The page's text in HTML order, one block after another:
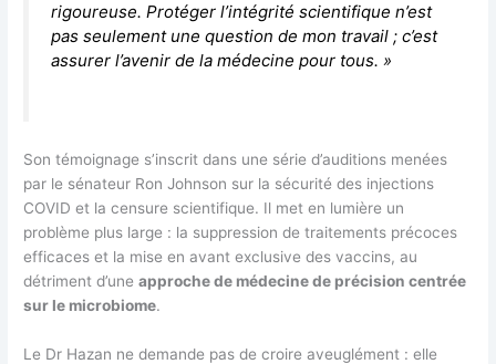
rigoureuse. Protéger l’intégrité scientifique n’est
pas seulement une question de mon travail ; c’est
assurer l’avenir de la médecine pour tous. »
Son témoignage s’inscrit dans une série d’auditions menées
par le sénateur Ron Johnson sur la sécurité des injections
COVID et la censure scientifique. Il met en lumière un
problème plus large : la suppression de traitements précoces
efficaces et la mise en avant exclusive des vaccins, au
détriment d’uneapproche de médecine de précision centrée
sur le microbiome.
Le Dr Hazan ne demande pas de croire aveuglément : elle